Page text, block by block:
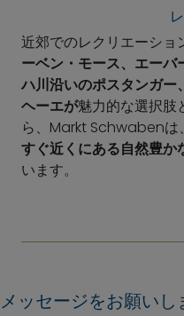
近郊でのレクリエーショ
ーベン・モース、エーバ
ハ川沿いのポスタンガー
ヘーエが魅力的な選択肢
ら、Markt Schwabenは
すぐ近くにある自然豊か
います。
メッセージをお願いし